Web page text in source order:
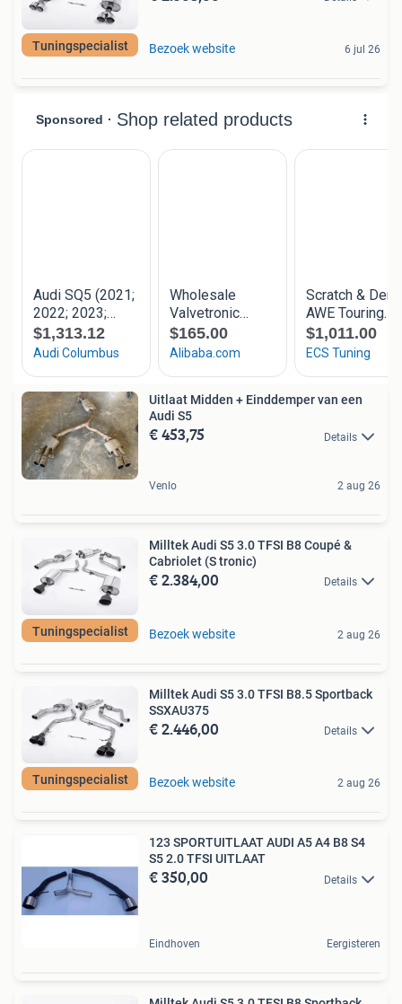
Tuningspecialist Bezoek website 6 jul 26
Uitlaat Midden + Einddemper van een
Audi S5
€ 453,75 Details
Venlo 2 aug 26
Tuningspecialist
Milltek Audi S5 3.0 TFSI B8 Coupé &
Cabriolet (S tronic)
€ 2.384,00 Details
Bezoek website 2 aug 26
Tuningspecialist
Milltek Audi S5 3.0 TFSI B8.5 Sportback
SSXAU375
€ 2.446,00 Details
Bezoek website 2 aug 26
123 SPORTUITLAAT AUDI A5 A4 B8 S4
S5 2.0 TFSI UITLAAT
€ 350,00 Details
Eindhoven Eergisteren